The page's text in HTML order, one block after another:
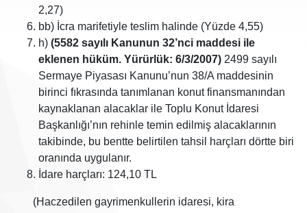
2,27)
bb) İcra marifetiyle teslim halinde (Yüzde 4,55)
h)(5582 sayılı Kanunun 32’nci maddesi ile
eklenen hüküm. Yürürlük: 6/3/2007) 2499 sayılı
Sermaye Piyasası Kanunu’nun 38/A maddesinin
birinci fıkrasında tanımlanan konut finansmanından
kaynaklanan alacaklar ile Toplu Konut İdaresi
Başkanlığı’nın rehinle temin edilmiş alacaklarının
takibinde, bu bentte belirtilen tahsil harçları dörtte biri
oranında uygulanır.
İdare harçları: 124,10 TL
(Haczedilen gayrimenkullerin idaresi, kira